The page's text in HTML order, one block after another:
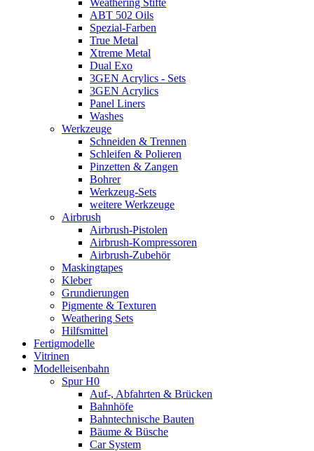
Weathering Stifte
ABT 502 Oils
Spezial-Farben
True Metal
Xtreme Metal
Dual Exo
3GEN Acrylics - Sets
3GEN Acrylics
Panel Liners
Washes
Werkzeuge
Schneiden & Trennen
Schleifen & Polieren
Pinzetten & Zangen
Bohrer
Werkzeug-Sets
weitere Werkzeuge
Airbrush
Airbrush-Pistolen
Airbrush-Kompressoren
Airbrush-Zubehör
Maskingtapes
Kleber
Grundierungen
Pigmente & Texturen
Weathering Sets
Hilfsmittel
Fertigmodelle
Vitrinen
Modelleisenbahn
Spur H0
Auf-, Abfahrten & Brücken
Bahnhöfe
Bahntechnische Bauten
Bäume & Büsche
Car System